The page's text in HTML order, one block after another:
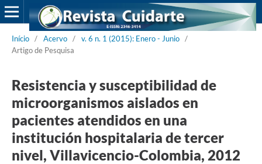
Início / Acervo / v. 6 n. 1 (2015): Enero - Junio /
Artigo de Pesquisa
Resistencia y susceptibilidad de
microorganismos aislados en
pacientes atendidos en una
institución hospitalaria de tercer
nivel, Villavicencio-Colombia, 2012